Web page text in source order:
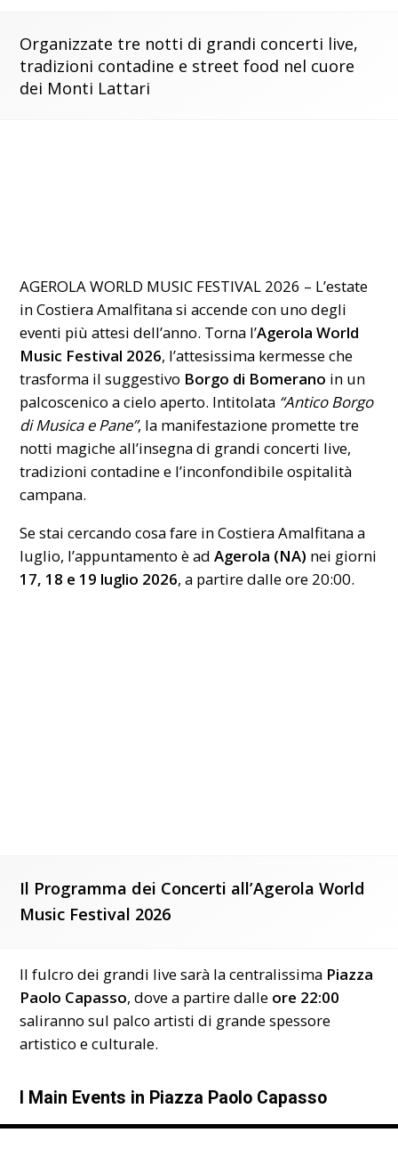
Organizzate tre notti di grandi concerti live,
tradizioni contadine e street food nel cuore
dei Monti Lattari
AGEROLA WORLD MUSIC FESTIVAL 2026 – L’estate
in Costiera Amalfitana si accende con uno degli
eventi più attesi dell’anno. Torna l’Agerola World
Music Festival 2026, l’attesissima kermesse che
trasforma il suggestivo Borgo di Bomerano in un
palcoscenico a cielo aperto. Intitolata “Antico Borgo
di Musica e Pane”, la manifestazione promette tre
notti magiche all’insegna di grandi concerti live,
tradizioni contadine e l’inconfondibile ospitalità
campana.
Se stai cercando cosa fare in Costiera Amalfitana a
luglio, l’appuntamento è adAgerola (NA) nei giorni
17, 18 e 19 luglio 2026, a partire dalle ore 20:00.
Il Programma dei Concerti all’Agerola World
Music Festival 2026
Il fulcro dei grandi live sarà la centralissima Piazza
Paolo Capasso, dove a partire dalle ore 22:00
saliranno sul palco artisti di grande spessore
artistico e culturale.
I Main Events in Piazza Paolo Capasso